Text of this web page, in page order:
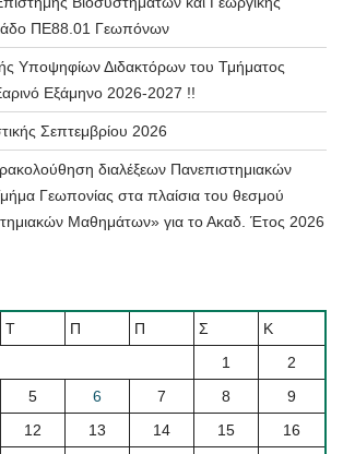
ΠΕ88.01 Γεωπόνων
Υποψηφίων Διδακτόρων του Τμήματος
Εξάμηνο 2026-2027 !!
Σεπτεμβρίου 2026
διαλέξεων Πανεπιστημιακών
Γεωπονίας στα πλαίσια του θεσμού
Μαθημάτων» για το Ακαδ. Έτος 2026
Τ Π Π Σ
Κ
1
2
5 6 7 8
9
12 13 14 15
16